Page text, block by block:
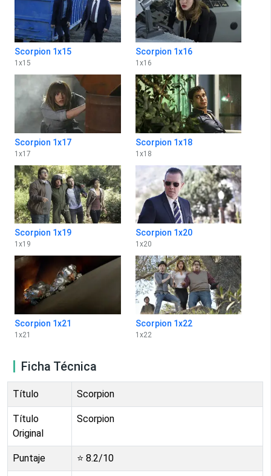
Scorpion 1x15
1 x15
Scorpion 1x16
1 x16
Scorpion 1x17
1 x17
Scorpion 1x18
1 x18
Scorpion 1x19
1 x19
Scorpion 1x20
1 x20
Scorpion 1x21
1 x21
Scorpion 1x22
1 x22
Ficha Técnica
Título Scorpion
Título
Original
Scorpion
Puntaje ⭐ 8.2/10